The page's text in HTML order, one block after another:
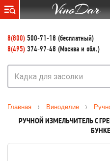
8(800) 500-71-18 (бесплатный)
8(495) 374-97-48 (Москва и обл.)
Главная Виноделие Ручной
РУЧНОЙ ИЗМЕЛЬЧИТЕЛЬ С